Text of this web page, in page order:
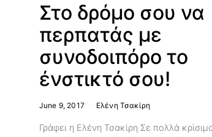
Στο δρόμο σου να
περπατάς με
συνοδοιπόρο το
ένστικτό σου!
June 9, 2017 Ελένη Τσακίρη
Γράφει η Ελένη Τσακίρη Σε πολλά